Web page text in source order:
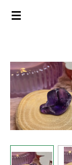
Ga
hoofdinhoud